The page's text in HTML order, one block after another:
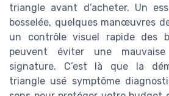
triangle avant d’acheter. Un
bosselée, quelques manœuvres
un contrôle visuel rapide des
peuvent éviter une
signature. C’est là que la
triangle usé symptôme